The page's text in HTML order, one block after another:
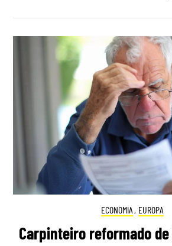
ECONOMIA , EUROPA
Carpinteiro reformado de